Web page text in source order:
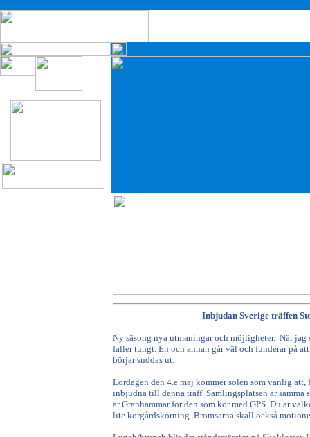
Inbjudan Sverige träffen
Ny säsong nya utmaningar och möjligheter. När
faller tungt. En och annan går väl och funderar på
börjar suddas ut.
Lördagen den 4.e maj kommer solen som vanlig
inbjudna till denna träff. Samlingsplatsen är samma
är Granhammar för den som kör med GPS. Du är
lite körgårdskörning. Bromsarna skall också